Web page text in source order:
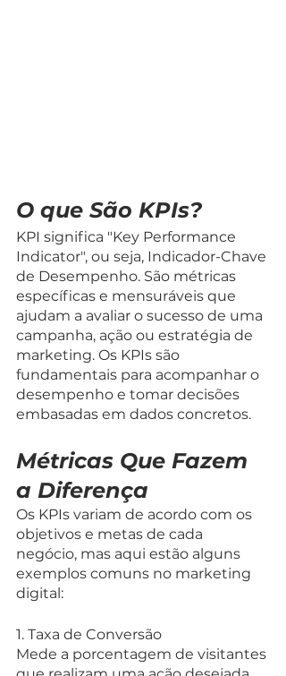
O que São KPIs?
KPI significa "Key Performance
Indicator", ou seja, Indicador-Chave
de Desempenho. São métricas
específicas e mensuráveis que
ajudam a avaliar o sucesso de uma
campanha, ação ou estratégia de
marketing. Os KPIs são
fundamentais para acompanhar o
desempenho e tomar decisões
embasadas em dados concretos.
Métricas Que Fazem
a Diferença
Os KPIs variam de acordo com os
objetivos e metas de cada
negócio, mas aqui estão alguns
exemplos comuns no marketing
digital:
1. Taxa de Conversão
Mede a porcentagem de visitantes